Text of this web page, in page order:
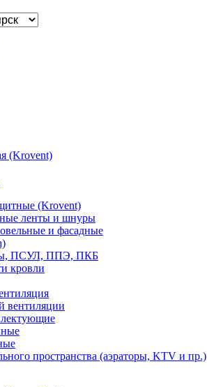
(Krovent)
(Krovent)
ленты и шнуры
и фасадные
ПСУЛ, ППЭ, ПКБ
кровли
вентиляции
пространства (аэраторы, KTV и пр.)